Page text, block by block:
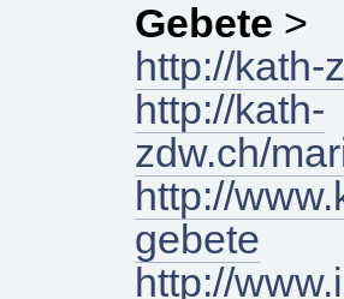
Gebete >
http://kath-
http://kath-
zdw.ch/
http://
gebete
http://